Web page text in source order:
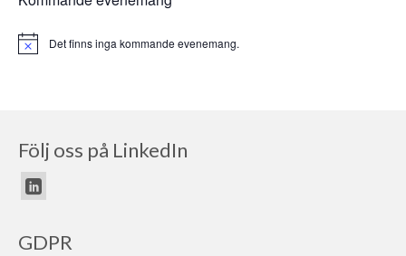
Notis Det finns inga kommande evenemang.
Följ oss på LinkedIn
GDPR